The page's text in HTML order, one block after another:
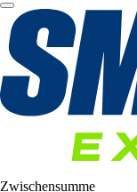
Zwischensumme